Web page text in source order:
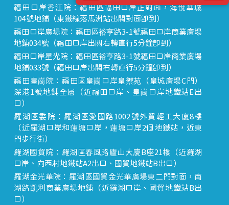
福田口岸香江院：福田區福田口岸正對面，海悅華城
104號地鋪（東鐵線落馬洲站出關對面即到）
福田口岸廣場院：福田區裕亨路3-1號福田口岸商業廣場
地鋪034號（福田口岸出關右轉直行5分鐘即到）
福田口岸星光院：福田區裕亨路3-1號福田口岸商業廣場
地鋪033號（福田口岸出關右轉直行5分鐘即到）
福田皇崗院：福田區皇崗口岸皇禦苑（皇城廣場C門）
深港1號地鋪全層（近福田口岸、皇崗口岸地鐵站E出
口）
羅湖區委院：羅湖區愛國路1002號外貿輕工大廈8樓
（近羅湖口岸和蓮塘口岸，蓮塘口岸2個地鐵站，近東
門步行街）
羅湖國貿院：羅湖區春風路廬山大廈B座21樓（近羅湖
口岸、向西村地鐵站A2出口、國貿地鐵站B出口）
羅湖金光華院：羅湖區國貿金光華廣場東二門對面，南
湖路凱利商業廣場地鋪（近羅湖口岸、國貿地鐵站B出
口）